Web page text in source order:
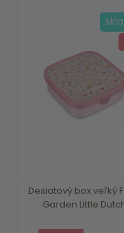
Desiatový box veľký
Garden Little